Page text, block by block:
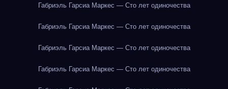
Габриэль Гарсиа Маркес — Сто лет одиночества
Габриэль Гарсиа Маркес — Сто лет одиночества
Габриэль Гарсиа Маркес — Сто лет одиночества
Габриэль Гарсиа Маркес — Сто лет одиночества